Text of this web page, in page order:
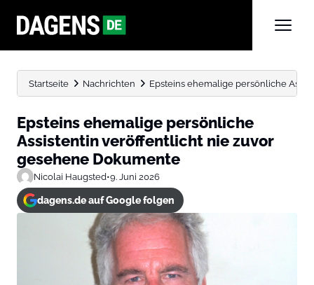
Startseite Nachrichten Epsteins ehemalige persönliche
Epsteins ehemalige persönliche
Assistentin veröffentlicht nie zuvor
gesehene Dokumente
Nicolai Haugsted•9. Juni 2026
dagens.de auf Google folgen